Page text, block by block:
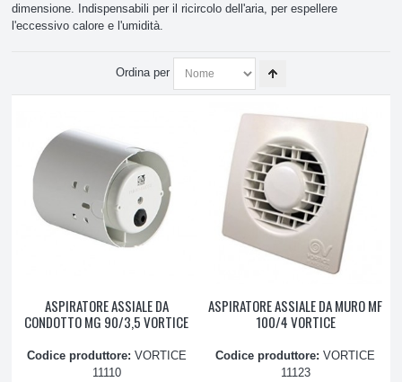
Accessori
Condensatori
Filtri
Igienizzanti
Tubo Scarico
Tubo split
dimensione. Indispensabili per il ricircolo dell'aria, per espellere
l'eccessivo calore e l'umidità.
Ordina per
ASPIRATORE ASSIALE DA
CONDOTTO MG 90/3,5 VORTICE
Codice produttore: VORTICE
11110
ASPIRATORE ASSIALE DA MURO MF
100/4 VORTICE
Codice produttore:VORTICE
11123